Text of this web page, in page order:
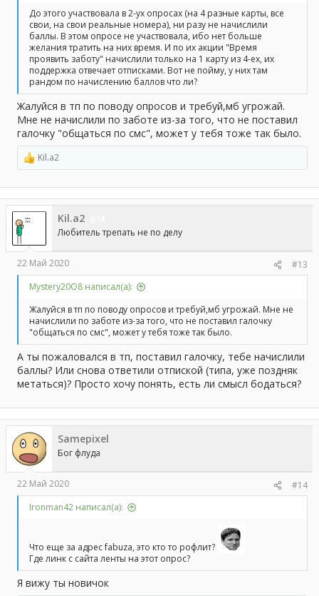
До этого участвовала в 2-ух опросах (на 4 разные карты, все
свои, на свои реальные номера), ни разу не начислили
баллы. В этом опросе не участвовала, ибо нет больше
желания тратить на них время. И по их акции "Время
проявить заботу" начислили только на 1 карту из 4-ех, их
поддержка отвечает отписками. Вот не пойму, у них там
рандом по начислению баллов что ли?
Жалуйся в тп по поводу опросов и требуй,мб угрожай.
Мне не начислили по заботе из-за того, что не поставил
галочку "общаться по смс", может у тебя тоже так было.
Р
е
а
к
ц
и
и
:
Kil.a2
Kil.a2
Любитель трепать не по делу
22 Май 2020
#13
Mystery20O8 написал(а):
Жалуйся в тп по поводу опросов и требуй,мб угрожай. Мне не
начислили по заботе из-за того, что не поставил галочку
"общаться по смс", может у тебя тоже так было.
А ты пожаловался в тп, поставил галочку, тебе начислили
баллы? Или снова ответили отпиской (типа, уже поздняк
метаться)? Просто хочу понять, есть ли смысл бодаться?
Samepixel
Бог флуда
22 Май 2020
#14
Ironman42 написал(а):
Что еще за адрес fabuza, это кто то рофлит?
Где линк с сайта ленты на этот опрос?
Я вижу ты новичок